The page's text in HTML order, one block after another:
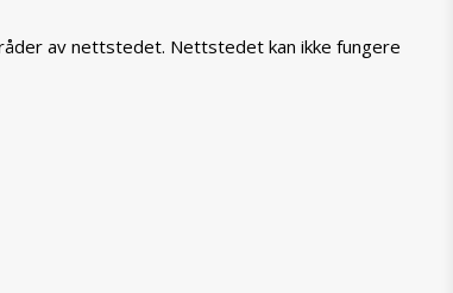
av nettstedet. Nettstedet kan ikke fungere